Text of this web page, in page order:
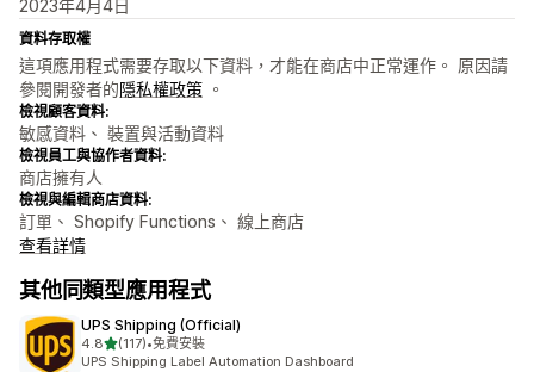
2023年4月4日
資料存取權
這項應用程式需要存取以下資料，才能在商店中正常運作。 原因請
參閱開發者的隱私權政策 。
檢視顧客資料:
敏感資料、 裝置與活動資料
檢視員工與協作者資料:
商店擁有人
檢視與編輯商店資料:
訂單、 Shopify Functions、 線上商店
查看詳情
其他同類型應用程式
UPS Shipping (Official)
4.8滿分 5 顆星
(117)
共有 117 則評價
•免費安裝
UPS Shipping Label Automation Dashboard